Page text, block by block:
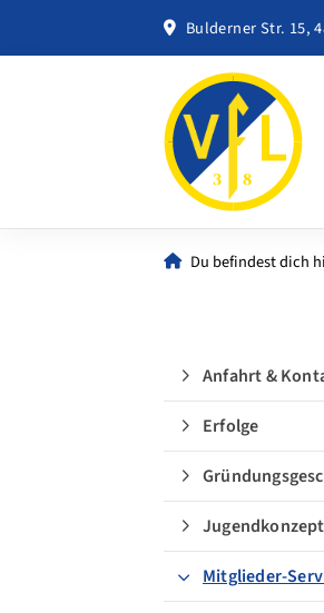
Bulderner Str. 15,
Du befindest dich
Anfahrt &
Erfolge
Jugendkonzept
Mitglieder-